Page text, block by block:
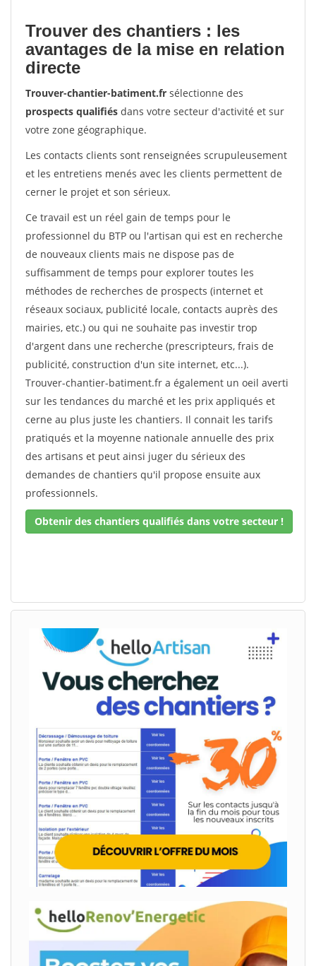
Trouver des chantiers : les
avantages de la mise en relation
directe
Trouver-chantier-batiment.fr sélectionne des
prospects qualifiés dans votre secteur d'activité et sur
votre zone géographique.
Les contacts clients sont renseignées scrupuleusement
et les entretiens menés avec les clients permettent de
cerner le projet et son sérieux.
Ce travail est un réel gain de temps pour le
professionnel du BTP ou l'artisan qui est en recherche
de nouveaux clients mais ne dispose pas de
suffisamment de temps pour explorer toutes les
méthodes de recherches de prospects (internet et
réseaux sociaux, publicité locale, contacts auprès des
mairies, etc.) ou qui ne souhaite pas investir trop
d'argent dans une recherche (prescripteurs, frais de
publicité, construction d'un site internet, etc...).
Trouver-chantier-batiment.fr a également un oeil averti
sur les tendances du marché et les prix appliqués et
cerne au plus juste les chantiers. Il connait les tarifs
pratiqués et la moyenne nationale annuelle des prix
des artisans et peut ainsi juger du sérieux des
demandes de chantiers qu'il propose ensuite aux
professionnels.
Obtenir des chantiers qualifiés dans votre secteur !